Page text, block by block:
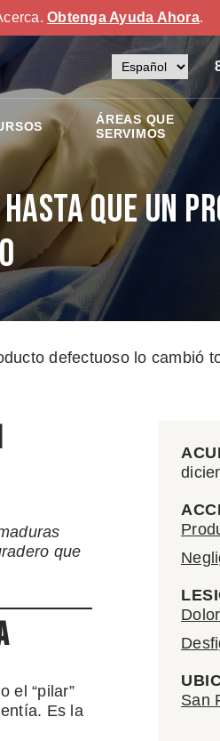
Obtenga Ayuda Ahora.
ÁREAS QUE
SERVIMOS
que un
defectuoso lo cambió
que
el “pilar”
Es la
Dolor
San